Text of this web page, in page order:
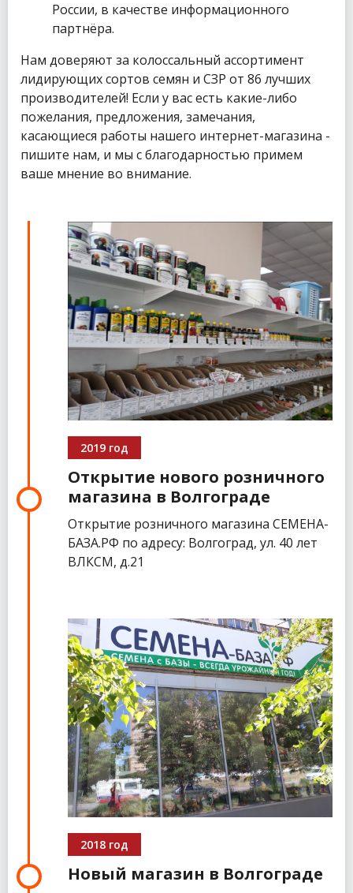
России, в качестве информационного
партнёра.
Нам доверяют за колоссальный ассортимент
лидирующих сортов семян и СЗР от 86 лучших
производителей! Если у вас есть какие-либо
пожелания, предложения, замечания,
касающиеся работы нашего интернет-магазина -
пишите нам, и мы с благодарностью примем
ваше мнение во внимание.
2019 год
Открытие нового розничного
магазина в Волгограде
Открытие розничного магазина СЕМЕНА-
БАЗА.РФ по адресу: Волгоград, ул. 40 лет
ВЛКСМ, д.21
2018 год
Новый магазин в Волгограде